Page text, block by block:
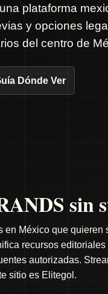
plataforma
y opciones
del centro de
Dónde Ver
sin
en México que
recursos
autorizadas.
sitio es Elitegol.